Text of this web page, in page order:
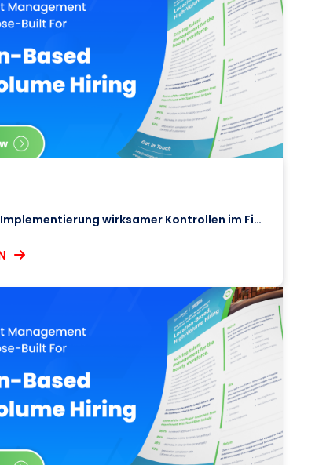
KI-Governance: Implementierung wirksamer Kontrollen im Finanzdienstleistungsbereich